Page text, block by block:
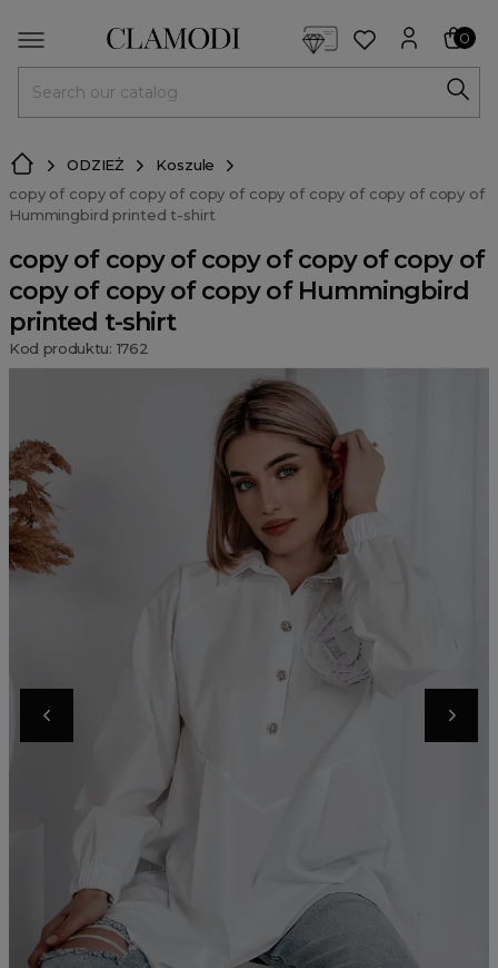
0
ODZIEŻ
Koszule
copy of copy of copy of copy of copy of copy of copy of copy of
Hummingbird printed t-shirt
copy of copy of copy of copy of copy of
copy of copy of copy of Hummingbird
printed t-shirt
Kod produktu: 1762